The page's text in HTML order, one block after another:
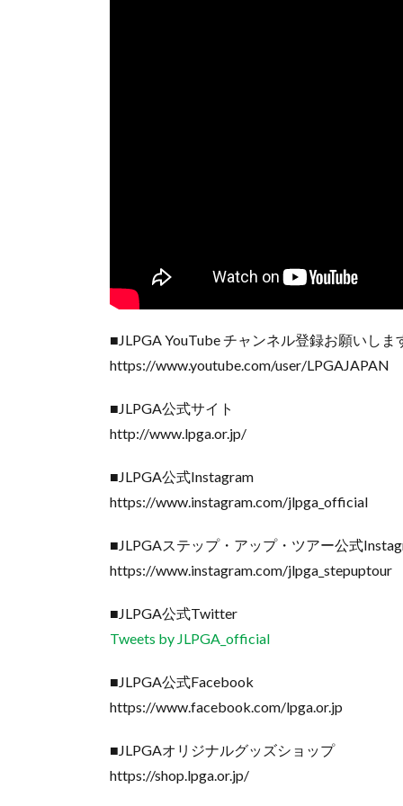
■JLPGA YouTube チャンネル登録お願いし
https://www.youtube.com/user/LPGAJAPAN
■JLPGA公式サイト
http://www.lpga.or.jp/
■JLPGA公式Instagram
https://www.instagram.com/jlpga_official
■JLPGAステップ・アップ・ツアー公式
https://www.instagram.com/jlpga_stepuptour
■JLPGA公式Twitter
Tweets by JLPGA_official
■JLPGA公式Facebook
https://www.facebook.com/lpga.or.jp
■JLPGAオリジナルグッズショップ
https://shop.lpga.or.jp/